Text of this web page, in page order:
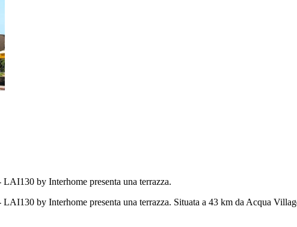
by Interhome presenta una terrazza.
by Interhome presenta una terrazza. Situata a 43 km da Acqua